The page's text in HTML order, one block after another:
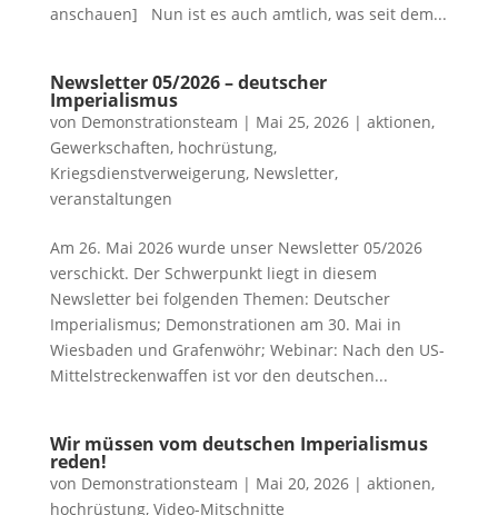
anschauen] Nun ist es auch amtlich, was seit dem...
Newsletter 05/2026 – deutscher
Imperialismus
von Demonstrationsteam | Mai 25, 2026| aktionen,
Gewerkschaften, hochrüstung,
Kriegsdienstverweigerung, Newsletter,
veranstaltungen
Am 26. Mai 2026 wurde unser Newsletter 05/2026
verschickt. Der Schwerpunkt liegt in diesem
Newsletter bei folgenden Themen: Deutscher
Imperialismus; Demonstrationen am 30. Mai in
Wiesbaden und Grafenwöhr; Webinar: Nach den US-
Mittelstreckenwaffen ist vor den deutschen...
Wir müssen vom deutschen Imperialismus
reden!
von Demonstrationsteam | Mai 20, 2026| aktionen,
hochrüstung, Video-Mitschnitte